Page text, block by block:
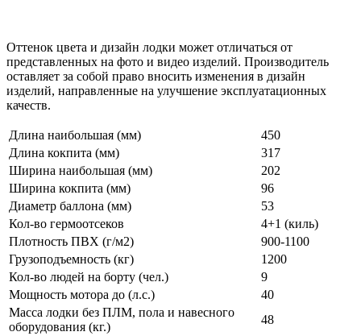
Оттенок цвета и дизайн лодки может отличаться от
представленных на фото и видео изделий. Производитель
оставляет за собой право вносить изменения в дизайн
изделий, направленные на улучшение эксплуатационных
качеств.
Длина наибольшая (мм)
450
Длина кокпита (мм)
317
Ширина наибольшая (мм)
202
Ширина кокпита (мм)
96
Диаметр баллона (мм)
53
Кол-во гермоотсеков
4+1 (киль)
Плотность ПВХ (г/м2)
900-1100
Грузоподъемность (кг)
1200
Кол-во людей на борту (чел.)
9
Мощность мотора до (л.с.)
40
Масса лодки без ПЛМ, пола и навесного
оборудования (кг.)
48